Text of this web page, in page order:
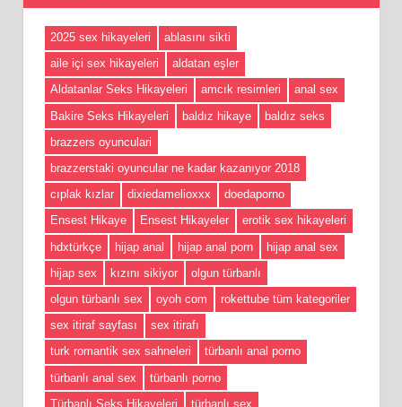
2025 sex hikayeleri
ablasını sikti
aile içi sex hikayeleri
aldatan eşler
Aldatanlar Seks Hikayeleri
amcık resimleri
anal sex
Bakire Seks Hikayeleri
baldız hikaye
baldız seks
brazzers oyunculari
brazzerstaki oyuncular ne kadar kazanıyor 2018
cıplak kızlar
dixiedamelioxxx
doedaporno
Ensest Hikaye
Ensest Hikayeler
erotik sex hikayeleri
hdxtürkçe
hijap anal hijap anal porn
hijap anal sex
hijap sex
kızını sikiyor
olgun türbanlı
olgun türbanlı sex
oyoh com
rokettube tüm kategoriler
sex itiraf sayfası
sex itirafı
turk romantik sex sahneleri
türbanlı anal porno
türbanlı anal sex
türbanlı porno
Türbanlı Seks Hikayeleri
türbanlı sex